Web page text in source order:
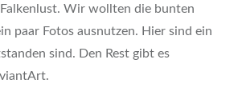
Wir wollten die bunten
paar Fotos ausnutzen. Hier sind ein
sind. Den Rest gibt es